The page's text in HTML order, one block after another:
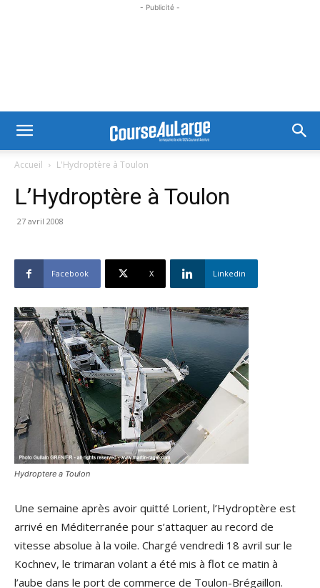
- Publicité -
Accueil L'Hydroptère à Toulon
L’Hydroptère à Toulon
27 avril 2008
Facebook X Linkedin
Hydroptere a Toulon
Une semaine après avoir quitté Lorient, l’Hydroptère est
arrivé en Méditerranée pour s’attaquer au record de
vitesse absolue à la voile. Chargé vendredi 18 avril sur le
Kochnev, le trimaran volant a été mis à flot ce matin à
l’aube dans le port de commerce de Toulon-Brégaillon.